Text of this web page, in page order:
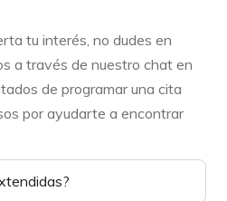
tu interés, no dudes en
a través de nuestro chat en
de programar una cita
por ayudarte a encontrar